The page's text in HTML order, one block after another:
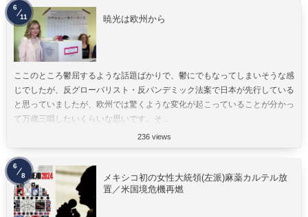
暁光は欧州から
ここのところ鬱屈するような話題ばかりで、鬱にでもなってしまいそうな感
じでしたが、反グローバリスト・反パンデミック法案で日本が先行している
と思っていましたが、欧州では驚くような変化が起こっていることが分かっ
て万歳三唱したいくらいな思いです。そ...
236 views
6
11
メキシコ初の女性大統領(左派)麻薬カルテル放
置／米国境危機再燃
6
8